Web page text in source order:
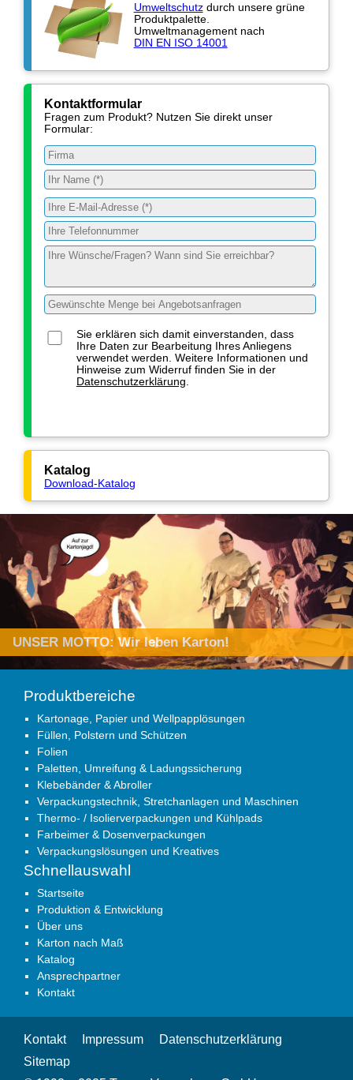
Umweltschutzdurch unsere grüne
Produktpalette.
Umweltmanagement nach
DIN EN ISO 14001
Kontaktformular
Fragen zum Produkt? Nutzen Sie direkt unser
Formular:
Sie erklären sich damit einverstanden, dass
Ihre Daten zur Bearbeitung Ihres Anliegens
verwendet werden. Weitere Informationen und
Hinweise zum Widerruf finden Sie in der
Datenschutzerklärung
Katalog
Download-Katalog
Produktbereiche
Kartonage, Papier und Wellpapplösungen
Füllen, Polstern und Schützen
Folien
Paletten, Umreifung & Ladungssicherung
Klebebänder & Abroller
Verpackungstechnik, Stretchanlagen und Maschinen
Thermo- / Isolierverpackungen und Kühlpads
Farbeimer & Dosenverpackungen
Verpackungslösungen und Kreatives
Schnellauswahl
Startseite
Produktion & Entwicklung
Über uns
Karton nach Maß
Katalog
Ansprechpartner
Kontakt
Kontakt Impressum
Datenschutzerklärung
Sitemap